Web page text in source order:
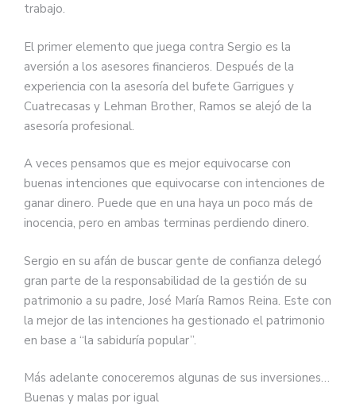
trabajo.
El primer elemento que juega contra Sergio es la
aversión a los asesores financieros. Después de la
experiencia con la asesoría del bufete Garrigues y
Cuatrecasas y Lehman Brother, Ramos se alejó de la
asesoría profesional.
A veces pensamos que es mejor equivocarse con
buenas intenciones que equivocarse con intenciones de
ganar dinero. Puede que en una haya un poco más de
inocencia, pero en ambas terminas perdiendo dinero.
Sergio en su afán de buscar gente de confianza delegó
gran parte de la responsabilidad de la gestión de su
patrimonio a su padre, José María Ramos Reina. Este con
la mejor de las intenciones ha gestionado el patrimonio
en base a “la sabiduría popular”.
Más adelante conoceremos algunas de sus inversiones…
Buenas y malas por igual